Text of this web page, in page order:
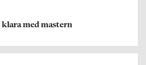
med mastern